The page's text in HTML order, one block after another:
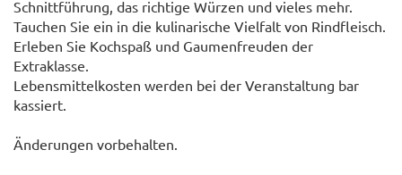
Schnittführung, das richtige Würzen und vieles mehr.
Tauchen Sie ein in die kulinarische Vielfalt von Rindfleisch.
Erleben Sie Kochspaß und Gaumenfreuden der
Extraklasse.
Lebensmittelkosten werden bei der Veranstaltung bar
kassiert.
Änderungen vorbehalten.